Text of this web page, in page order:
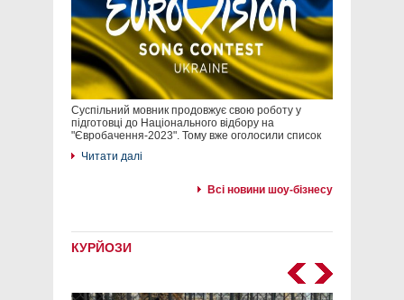
Суспільний мовник продовжує свою роботу у
підготовці до Національного відбору на
"Євробачення-2023". Тому вже оголосили список
Читати далі
Всі новини шоу-бізнесу
КУРЙОЗИ